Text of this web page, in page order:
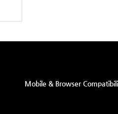
Mobile & Browser